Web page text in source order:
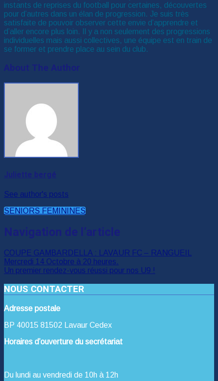
instants de reprises du football pour certaines, découvertes
pour d’autres dans un élan de progression. Je suis très
satisfaite de pouvoir observer cette envie d’apprendre et
d’aller encore plus loin. Il y a non seulement des progressions
individuelles mais aussi collectives, une équipe est en train de
se former et prendre place au sein du club.
About The Author
Juliette bergé
See author's posts
SENIORS FEMININES
Navigation de l’article
COUPE GAMBARDELLA : LAVAUR FC – RANGUEIL
Mercredi 14 Octobre à 20 heures.
Un premier rendez-vous réussi pour nos U9 !
NOUS CONTACTER
Adresse postale
BP 40015 81502 Lavaur Cedex
Horaires d’ouverture du secrétariat
Du lundi au vendredi de 10h à 12h